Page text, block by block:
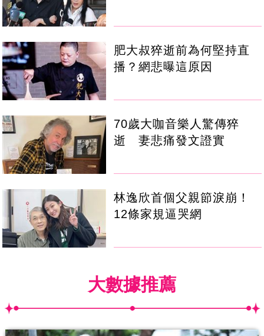
肥大叔猝逝前為何堅持直
播？網悲曝這原因
70歲大咖音樂人驚傳猝
逝 妻悲痛發文證實
林逸欣首個父親節淚崩！
12條家規逼哭網
大數據推薦